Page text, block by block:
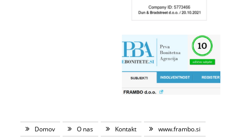
Domov O nas Kontakt www.frambo.si